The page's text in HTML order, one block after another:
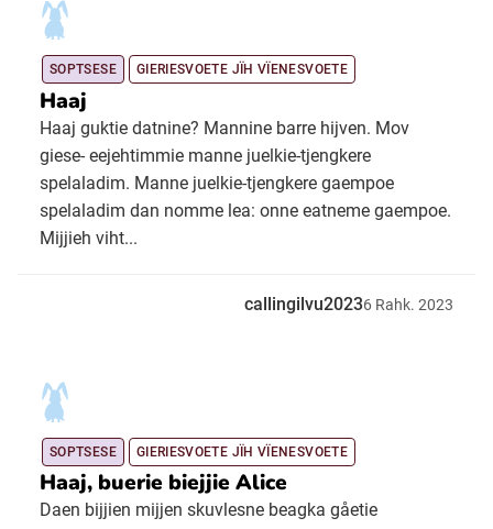
SOPTSESE GIERIESVOETE JÏH VÏENESVOETE
Haaj
Haaj guktie datnine? Mannine barre hijven. Mov
giese- eejehtimmie manne juelkie-tjengkere
spelaladim. Manne juelkie-tjengkere gaempoe
spelaladim dan nomme lea: onne eatneme gaempoe.
Mijjieh viht...
callingilvu20236 Rahk. 2023
SOPTSESE GIERIESVOETE JÏH VÏENESVOETE
Haaj, buerie biejjie Alice
Daen bijjien mijjen skuvlesne beagka gåetie